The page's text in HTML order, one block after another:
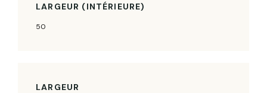
LARGEUR (INTÉRIEURE)
50
LARGEUR